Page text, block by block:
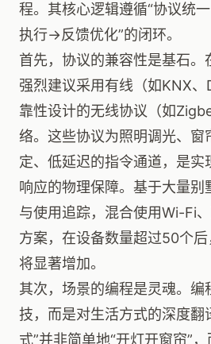
程。其核心逻辑遵循“协议统
执行→反馈优化”的闭环。
首先，协议的兼容性是基石。
强烈建议采用有线（如KNX、
靠性设计的无线协议（如
络。这些协议为照明调光、窗
定、低延迟的指令通道，是实
响应的物理保障。基于大量别
与使用追踪，混合使用Wi-Fi
方案，在设备数量超过50个
将显著增加。
其次，场景的编程是灵魂。编
技，而是对生活方式的深度翻
式”并非简单地“开灯开窗帘”